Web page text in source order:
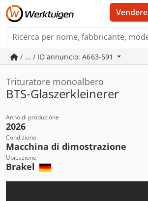
Vendere
/ ... / ID annuncio: A663-591
Trituratore monoalbero
BTS-Glaszerkleinerer
Anno di produzione
2026
Condizione
Macchina di dimostrazione
Ubicazione
Brakel